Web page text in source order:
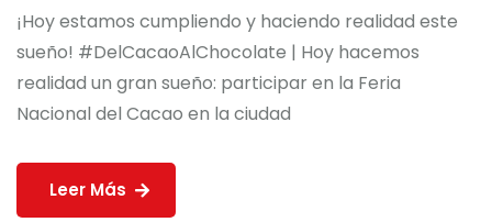
¡Hoy estamos cumpliendo y haciendo realidad este
sueño! #DelCacaoAlChocolate | Hoy hacemos
realidad un gran sueño: participar en la Feria
Nacional del Cacao en la ciudad
Leer Más